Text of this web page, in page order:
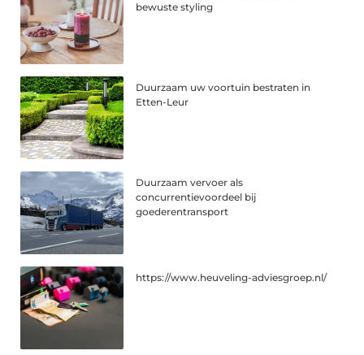
bewuste styling
Duurzaam uw voortuin bestraten in
Etten-Leur
Duurzaam vervoer als
concurrentievoordeel bij
goederentransport
https://www.heuveling-adviesgroep.nl/